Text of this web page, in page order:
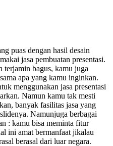
puas dengan hasil desain
jasa pembuatan presentasi.
terjamin bagus, kamu juga
apa yang kamu inginkan.
menggunakan jasa presentasi
Namun kamu tak mesti
banyak fasilitas jasa yang
Namunjuga berbagai
: kamu bisa meminta fitur
ini amat bermanfaat jikalau
berasal dari luar negara.